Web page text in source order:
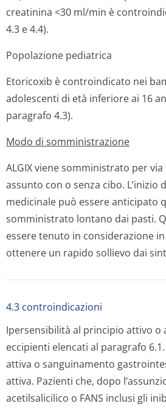
creatinina <30 ml/min è
4.3 e 4.4).
Popolazione pediatrica
Etoricoxib è controindicato nei
adolescenti di età inferiore ai 16
paragrafo 4.3).
Modo di somministrazione
ALGIX viene somministrato per
assunto con o senza cibo. L’inizio
medicinale può essere anticipato
somministrato lontano dai pasti.
essere tenuto in considerazione
ottenere un rapido sollievo dai
4.3 controindicazioni
Ipersensibilità al principio attivo o
eccipienti elencati al paragrafo
attiva o sanguinamento
attiva. Pazienti che, dopo
acetilsalicilico o FANS inclusi gli